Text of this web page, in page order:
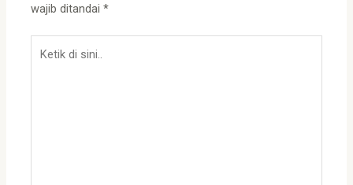
wajib ditandai*